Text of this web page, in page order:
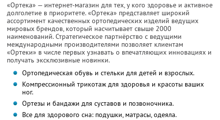
«Ортека» — интернет-магазин для тех, у кого здоровье и активное
долголетие в приоритете. «Ортека» представляет широкий
ассортимент качественных ортопедических изделий ведущих
мировых брендов, который насчитывает свыше 2000
наименований. Стратегическое партнёрство с ведущими
международными производителями позволяет клиентам
«Ортеки» в числе первых узнавать о впечатляющих инновациях и
получать эксклюзивные новинки.
Ортопедическая обувь и стельки для детей и взрослых.
Компрессионный трикотаж для здоровья и красоты ваших
ног.
Ортезы и бандажи для суставов и позвоночника.
Все для здорового сна: подушки, матрасы, одеяла.